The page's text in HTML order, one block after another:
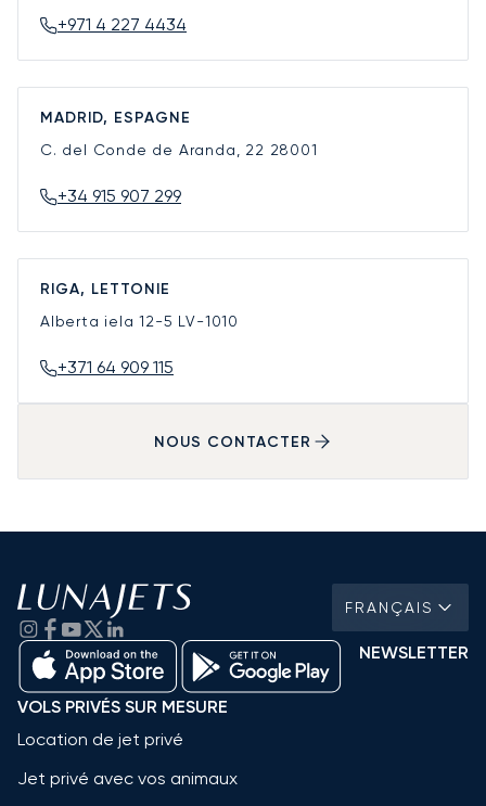
+971 4 227 4434
MADRID, ESPAGNE
C. del Conde de Aranda, 22 28001
+34 915 907 299
RIGA, LETTONIE
Alberta iela 12-5 LV-1010
+371 64 909 115
NOUS CONTACTER
FRANÇAIS
NEWSLETTER
VOLS PRIVÉS SUR MESURE
Location de jet privé
Jet privé avec vos animaux